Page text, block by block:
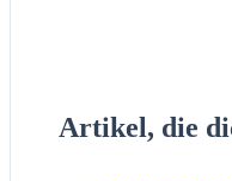
Artikel, die